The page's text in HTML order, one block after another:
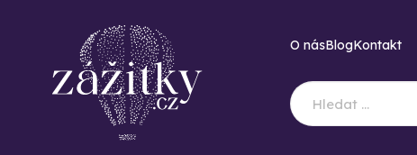
O násBlogKontakt